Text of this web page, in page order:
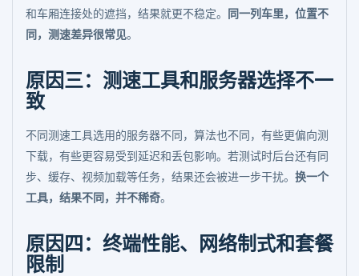
和车厢连接处的遮挡，结果就更不稳定。
同一列车里，位置不
同，测速差异很常见。
原因三：测速工具和服务器选择不一
致
不同测速工具选用的服务器不同，算法也不同，有些更偏向测
下载，有些更容易受到延迟和丢包影响。若测试时后台还有同
步、缓存、视频加载等任务，结果还会被进一步干扰。 换一个
工具，结果不同，并不稀奇。
原因四：终端性能、网络制式和套餐
限制